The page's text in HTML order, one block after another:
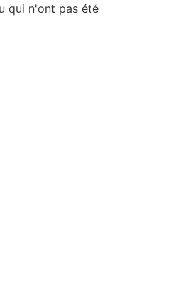
qui n'ont pas été